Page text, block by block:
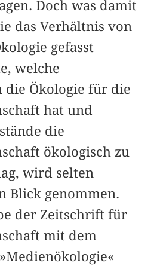
Doch was damit
das Verhältnis von
gefasst
welche
die Ökologie für die
hat und
die
ökologisch zu
wird selten
Blick genommen.
der Zeitschrift für
mit dem